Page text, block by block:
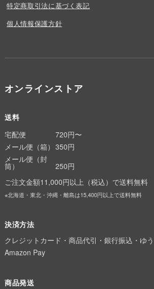
特定商取引法に基づく表記
個人情報保護方針
オンラインストア
送料
宅配便
720円〜
メール便（箱） 350円
メール便（封
筒）
250円
ご注文金額11,000円以上（税込）で送料無料
※北海道・東北・沖縄・離島は15,400円以上で送料無料
決済方法
クレジットカード・商品代引・銀行振込・ゆ
Amazon Pay
商品発送